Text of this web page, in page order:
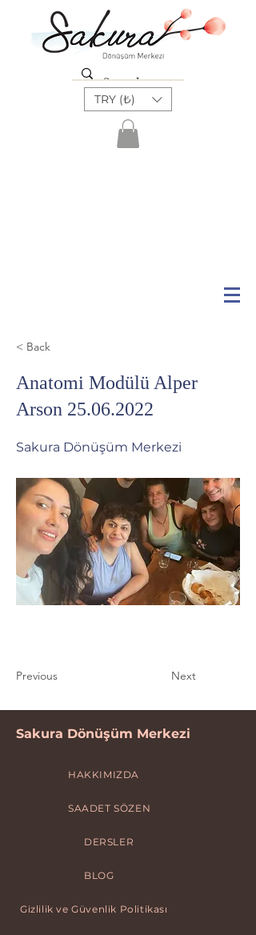
TRY (₺)
< Back
Anatomi Modülü Alper
Arson 25.06.2022
Sakura Dönüşüm Merkezi
Previous Next
Sakura Dönüşüm Merkezi
HAKKIMIZDA
SAADET SÖZEN
DERSLER
BLOG
Gizlilik ve Güvenlik Politikası